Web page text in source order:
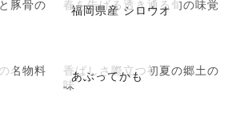
豚骨の
福岡県産 シロウオ
春を告げる透き通る旬の味覚
名物料
あぶってかも
香ばしさ際立つ初夏の郷土の
味